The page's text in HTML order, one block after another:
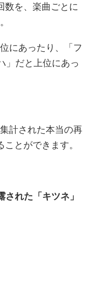
数を、楽曲ごとに
にあったり、「フ
」だと上位にあっ
計された本当の再
とができます。
れた「キツネ」